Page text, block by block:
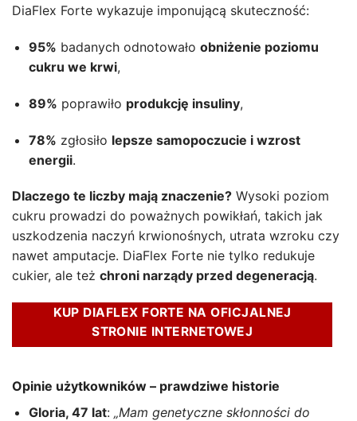
DiaFlex Forte wykazuje imponującą skuteczność:
95% badanych odnotowało obniżenie poziomu
cukru we krwi,
89% poprawiło produkcję insuliny,
78% zgłosiło lepsze samopoczucie i wzrost
energii.
Dlaczego te liczby mają znaczenie? Wysoki poziom
cukru prowadzi do poważnych powikłań, takich jak
uszkodzenia naczyń krwionośnych, utrata wzroku czy
nawet amputacje. DiaFlex Forte nie tylko redukuje
cukier, ale też chroni narządy przed degeneracją.
KUP DIAFLEX FORTE NA OFICJALNEJ
STRONIE INTERNETOWEJ
Opinie użytkowników – prawdziwe historie
Gloria, 47 lat: „Mam genetyczne skłonności do